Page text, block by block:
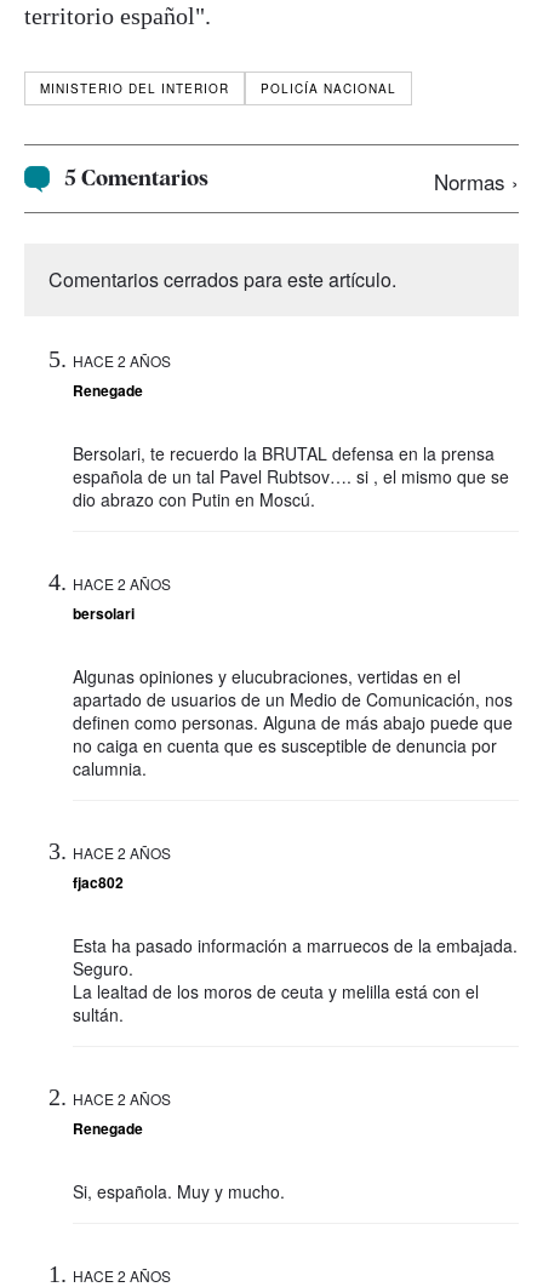
territorio español".
MINISTERIO DEL INTERIOR POLICÍA NACIONAL
5 Comentarios Normas ›
Comentarios cerrados para este artículo.
HACE 2 AÑOS
Renegade
Bersolari, te recuerdo la BRUTAL defensa en la prensa
española de un tal Pavel Rubtsov…. si , el mismo que se
dio abrazo con Putin en Moscú.
HACE 2 AÑOS
bersolari
Algunas opiniones y elucubraciones, vertidas en el
apartado de usuarios de un Medio de Comunicación, nos
definen como personas. Alguna de más abajo puede que
no caiga en cuenta que es susceptible de denuncia por
calumnia.
HACE 2 AÑOS
fjac802
Esta ha pasado información a marruecos de la embajada.
Seguro.
La lealtad de los moros de ceuta y melilla está con el
sultán.
HACE 2 AÑOS
Renegade
Si, española. Muy y mucho.
HACE 2 AÑOS